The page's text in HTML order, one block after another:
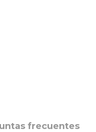
frecuentes